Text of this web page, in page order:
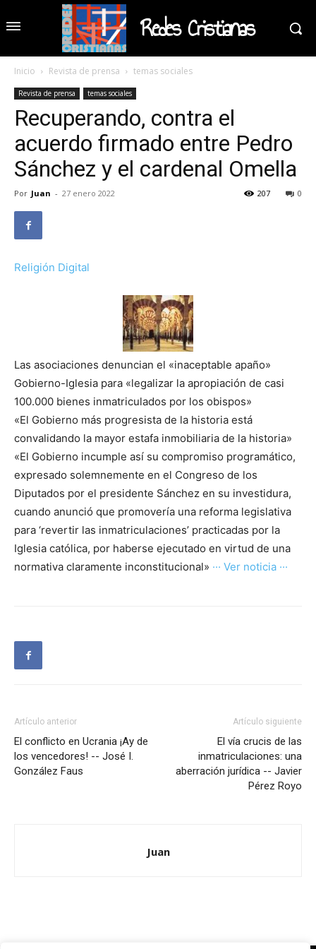
Redes Cristianas
Inicio Revista de prensa temas sociales
Revista de prensa temas sociales
Recuperando, contra el
acuerdo firmado entre Pedro
Sánchez y el cardenal Omella
Por Juan - 27 enero 2022 0
207
Religión Digital
Las asociaciones denuncian el «inaceptable apaño»
Gobierno-Iglesia para «legalizar la apropiación de casi
100.000 bienes inmatriculados por los obispos»
«El Gobierno más progresista de la historia está
convalidando la mayor estafa inmobiliaria de la historia»
«El Gobierno incumple así su compromiso programático,
expresado solemnemente en el Congreso de los
Diputados por el presidente Sánchez en su investidura,
cuando anunció que promovería una reforma legislativa
para ‘revertir las inmatriculaciones’ practicadas por la
Iglesia católica, por haberse ejecutado en virtud de una
normativa claramente inconstitucional» ··· Ver noticia ···
Artículo anterior
El conflicto en Ucrania ¡Ay de
los vencedores! -- José I.
González Faus
Artículo siguiente
El vía crucis de las
inmatriculaciones: una
aberración jurídica -- Javier
Pérez Royo
Juan